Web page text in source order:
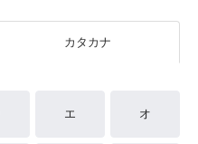
カタカナ
エ オ